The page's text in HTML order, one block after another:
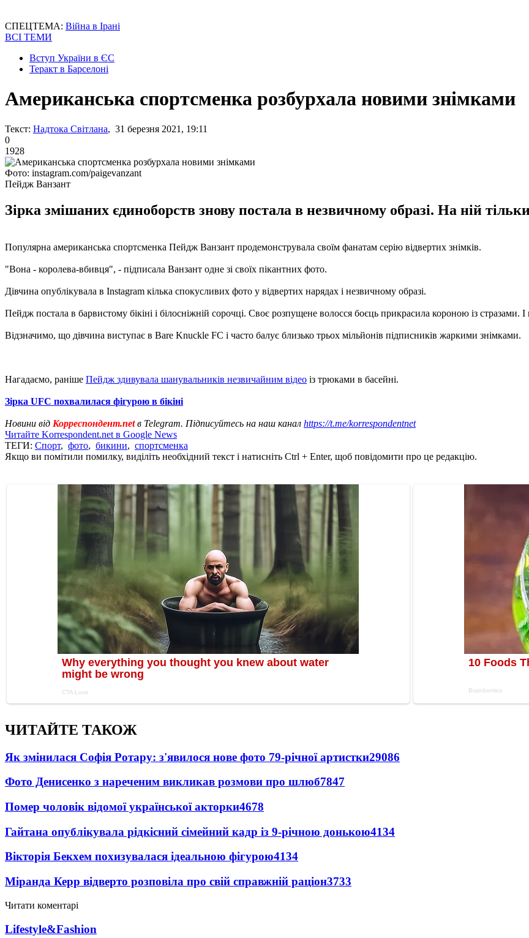
СПЕЦТЕМА: Війна в Ірані
ВСІ ТЕМИ
Вступ України в ЄС
Теракт в Барселоні
Американська спортсменка розбурхала новими знімками
Текст: Надтока Світлана, 31 березня 2021, 19:11
0
1928
Фото: instagram.com/paigevanzant
Пейдж Ванзант
Зірка змішаних єдиноборств знову постала в незвичному образі. На ній
Популярна американська спортсменка Пейдж Ванзант продемонструвала своїм фанатам серію відвертих знімків.
"Вона - королева-вбивця", - підписала Ванзант одне зі своїх пікантних фото.
Дівчина опублікувала в Instagram кілька спокусливих фото у відвертих нарядах і незвичному образі.
Пейдж постала в барвистому бікіні і білосніжній сорочці. Своє розпущене волосся боєць прикрасила короною із
Відзначимо, що дівчина виступає в Bare Knuckle FC і часто балує близько трьох мільйонів підписників жаркими знімками.
Нагадаємо, раніше Пейдж здивувала шанувальників незвичайним відео із трюками в басейні.
Зірка UFC похвалилася фігурою в бікіні
Новини від Корреспондент.netв Telegram. Підписуйтесь на наш канал https://t.me/korrespondentnet
Читайте Korrespondent.net в Google News
ТЕГИ: Спорт, фото, бикини, спортсменка
Якщо ви помітили помилку, виділіть необхідний текст і натисніть Ctrl + Enter, щоб повідомити про це редакцію.
ЧИТАЙТЕ ТАКОЖ
Як змінилася Софія Ротару: з'явилося нове фото 79-річної артистки29086
Фото Денисенко з нареченим викликав розмови про шлюб7847
Помер чоловік відомої української акторки4678
Гайтана опублікувала рідкісний сімейний кадр із 9-річною донькою4134
Вікторія Бекхем похизувалася ідеальною фігурою4134
Міранда Керр відверто розповіла про свій справжній раціон3733
Читати коментарі
Lifestyle&Fashion